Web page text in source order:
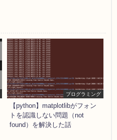
プログラミング
【python】matplotlibがフォン
トを認識しない問題（not
found）を解決した話